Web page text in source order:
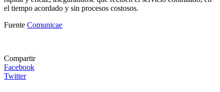
el tiempo acordado y sin procesos costosos.
Fuente Comunicae
Compartir
Facebook
Twitter